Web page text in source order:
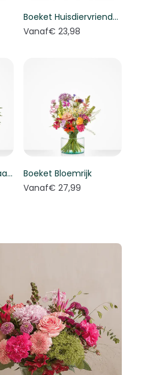
Boeket Huisdiervriendelijk boeket
Vanaf€ 23,98
Boeket We denken aan je
Boeket Bloemrijk
Vanaf€ 27,99